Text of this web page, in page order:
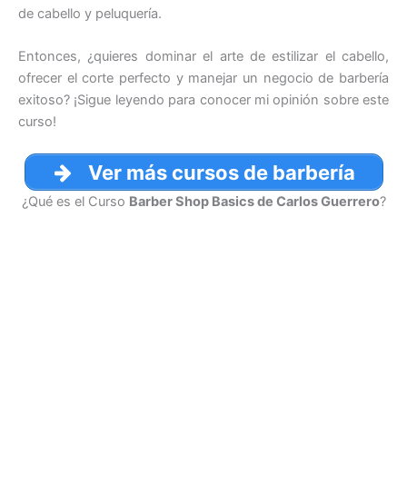
de cabello y peluquería.
Entonces, ¿quieres dominar el arte de estilizar el cabello,
ofrecer el corte perfecto y manejar un negocio de barbería
exitoso? ¡Sigue leyendo para conocer mi opinión sobre este
curso!
Ver más cursos de barbería
¿Qué es el Curso Barber Shop Basics de Carlos Guerrero?